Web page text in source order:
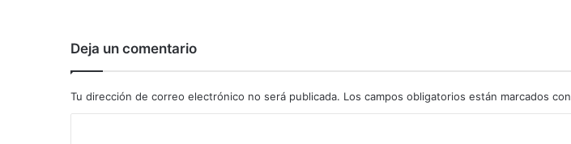
Deja un comentario
Tu dirección de correo electrónico no será publicada. Los campos obligatorios están marcados con